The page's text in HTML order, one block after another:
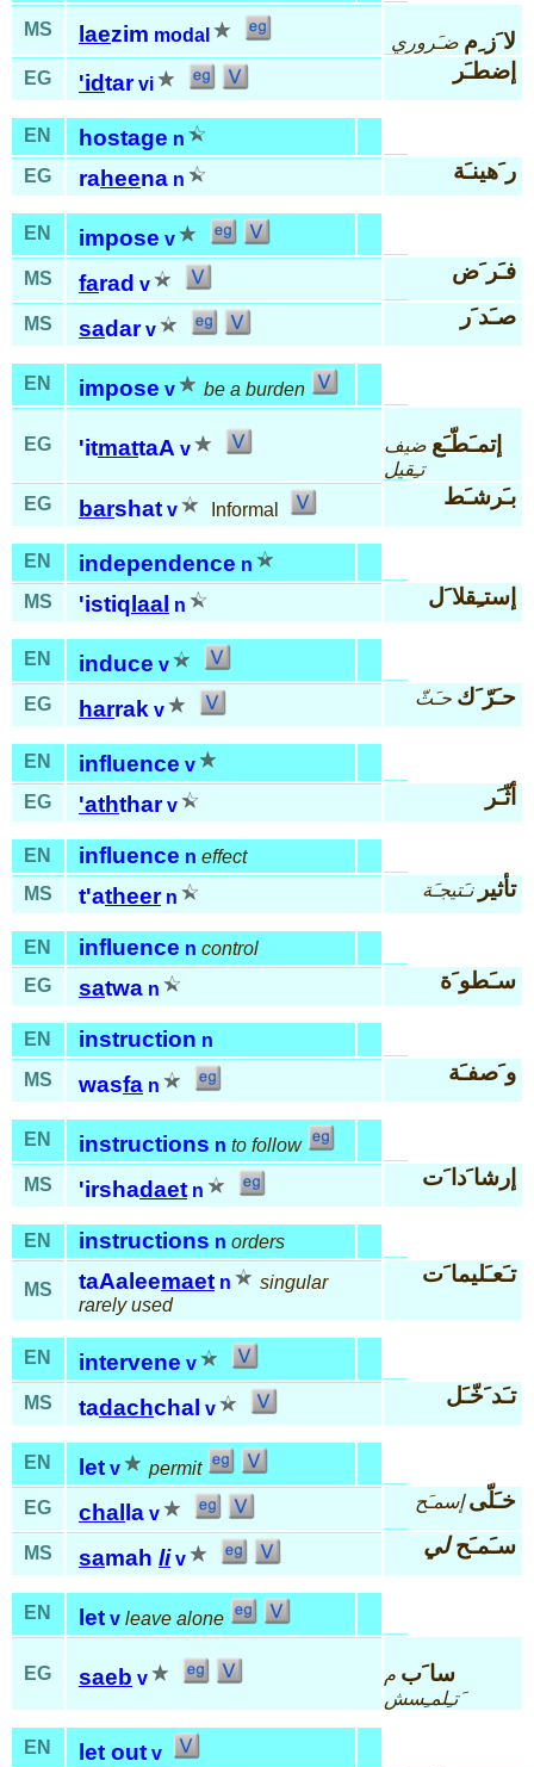
MS laezim modal لا َز ِم ضـَروري
EG
'idtar vi
إضطـَر
EN hostage n
EG
raheena n ر َهينـَة
EN impose v
MS
farad v
فـَر َض
MS sadar v
صـَد َر
EN impose v be a burden
EG 'itmattaA v إتمـَطّـَع ضيف
تـِقيل
EG
barshat v Informal
بـَرشـَط
EN independence n
MS
'istiq laal n إستـِقلا َل
EN induce v
EG
harrak v
حـَرّ َك حـَثّ
EN influence v
EG
'aththar v أثّـَر
EN influence n effect
MS
t'atheer n تأثير نـَتيجـَة
EN influence n control
EG
satwa n سـَطو َة
EN instruction n
MS
wasfa n
و َصفـَة
EN instructions n to follow
MS
'irshadaet n
إرشا َدا َت
EN instructions n orders
MS taAaleemaet n
singular
rarely used
تـَعـَليما َت
EN intervene v
MS
tadachchal v
تـَد َخّـَل
EN let v
permit
EG
chal la v
خـَلّى إسمـَح
MS samah li v
سـَمـَحلي
EN let v leave alone
EG saeb v سا َب م
َتـِلمـِسش
EN let out v